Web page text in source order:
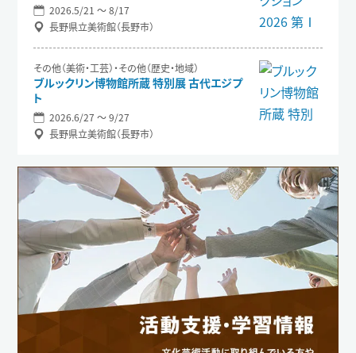
2026.5/21 〜 8/17
長野県立美術館（長野市）
その他（美術・工芸）・その他（歴史・地域）
ブルックリン博物館所蔵 特別展 古代エジプ
ト
2026.6/27 〜 9/27
長野県立美術館（長野市）